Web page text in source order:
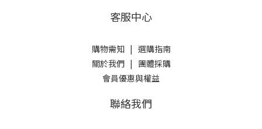
客服中心
購物需知| 選購指南
關於我們| 團體採購
會員優惠與權益
聯絡我們